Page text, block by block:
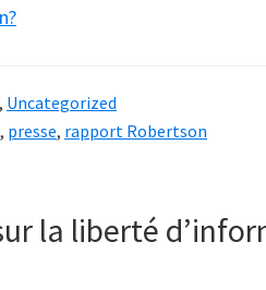
, Uncategorized
, presse, rapport Robertson
la liberté